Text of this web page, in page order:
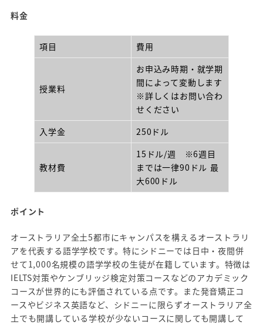
料金
項目 費用
授業料
お申込み時期・就学期
間によって変動します
※詳しくはお問い合わ
せください
入学金
250ドル
教材費
15ドル/週 ※6週目
までは一律90ドル 最
大600ドル
ポイント
オーストラリア全土5都市にキャンパスを構えるオーストラリ
アを代表する語学学校です。特にシドニーでは日中・夜間併
せて1,000名規模の語学学校の生徒が在籍しています。特徴は
IELTS対策やケンブリッジ検定対策コースなどのアカデミック
コースが世界的にも評価されている点です。また発音矯正コ
ースやビジネス英語など、シドニーに限らずオーストラリア全
土でも開講している学校が少ないコースに関しても開講して